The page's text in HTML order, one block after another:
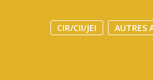
CIR/CII/JEI AUTRES